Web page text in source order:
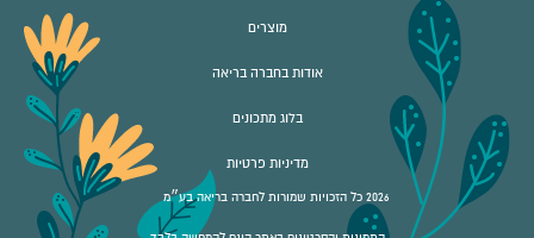
מוצרים
אודות בחברה בריאה
בלוג מתכונים
מדיניות פרטיות
2026 כל הזכויות שמורות לחברה בריאה בע״מ